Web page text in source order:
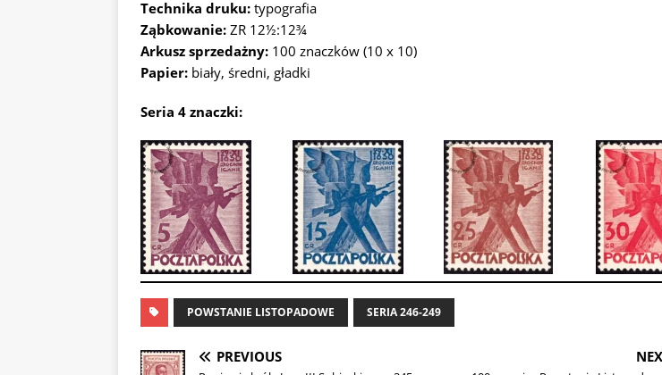
Technika druku: typografia
Ząbkowanie: ZR 12½:12¾
Arkusz sprzedażny: 100 znaczków (10 x 10)
Papier: biały, średni, gładki
Seria 4 znaczki:
POWSTANIE LISTOPADOWE SERIA 246-249
PREVIOUS